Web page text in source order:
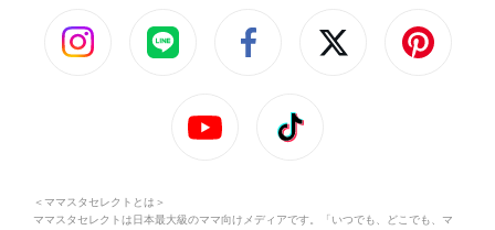
＜ママスタセレクトとは＞
ママスタセレクトは日本最大級のママ向けメディアです。「いつでも、どこでも、マ